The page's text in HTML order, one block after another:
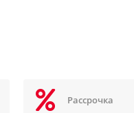
Рассрочка